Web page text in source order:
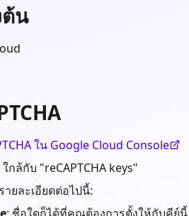
น
ใน Google Cloud Console
ใกล้กับ "reCAPTCHA keys"
ยละเอียดต่อไปนี้: